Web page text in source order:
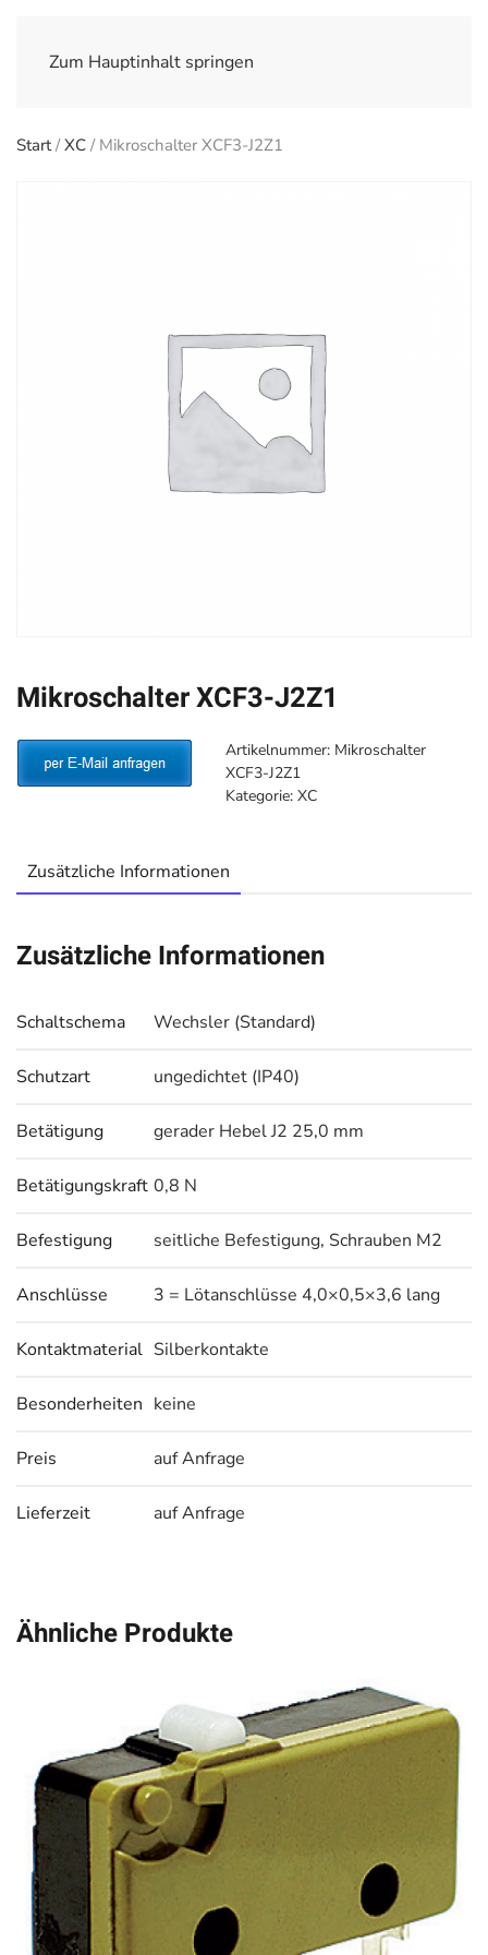
Zum Hauptinhalt springen
Start/XC / Mikroschalter XCF3-J2Z1
Mikroschalter XCF3-J2Z1
Artikelnummer: Mikroschalter
XCF3-J2Z1
Kategorie: XC
Zusätzliche Informationen
Zusätzliche Informationen
Schaltschema Wechsler (Standard)
Schutzart ungedichtet (IP40)
Betätigung gerader Hebel J2 25,0 mm
Betätigungskraft 0,8 N
Befestigung seitliche Befestigung, Schrauben M2
Anschlüsse 3 = Lötanschlüsse 4,0×0,5×3,6 lang
Kontaktmaterial Silberkontakte
Besonderheiten keine
Preis auf Anfrage
Lieferzeit auf Anfrage
Ähnliche Produkte